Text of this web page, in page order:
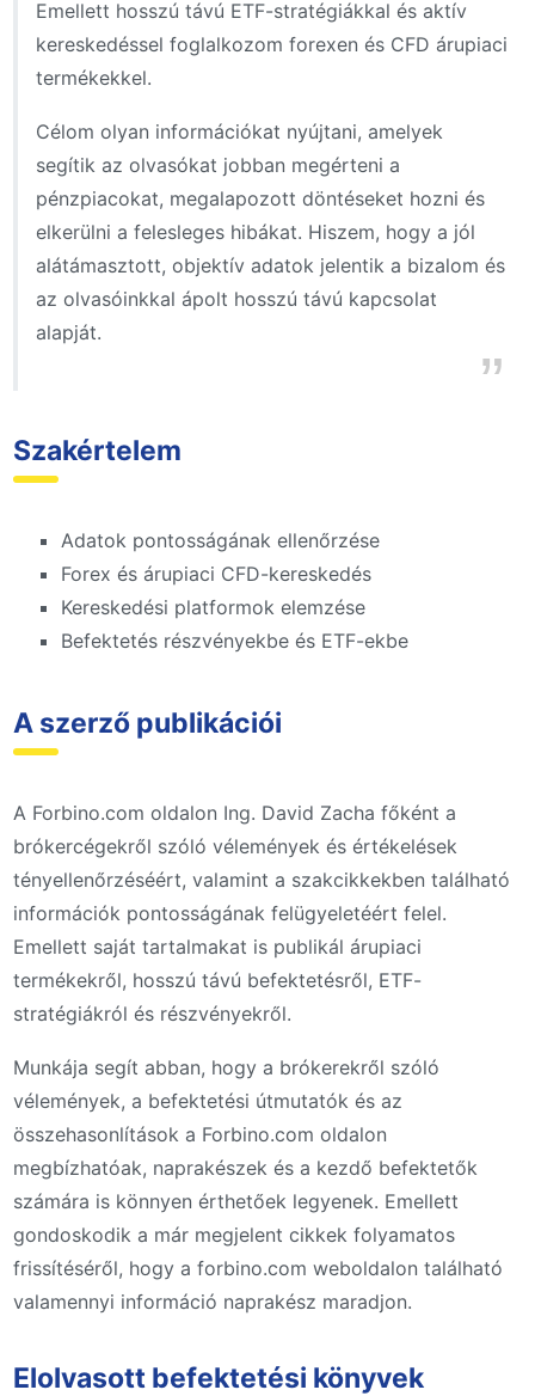
Emellett hosszú távú ETF-stratégiákkal és aktív
kereskedéssel foglalkozom forexen és CFD árupiaci
termékekkel.
Célom olyan információkat nyújtani, amelyek
segítik az olvasókat jobban megérteni a
pénzpiacokat, megalapozott döntéseket hozni és
elkerülni a felesleges hibákat. Hiszem, hogy a jól
alátámasztott, objektív adatok jelentik a bizalom és
az olvasóinkkal ápolt hosszú távú kapcsolat
alapját.
Szakértelem
Adatok pontosságának ellenőrzése
Forex és árupiaci CFD-kereskedés
Kereskedési platformok elemzése
Befektetés részvényekbe és ETF-ekbe
A szerző publikációi
A Forbino.com oldalon Ing. David Zacha főként a
brókercégekről szóló vélemények és értékelések
tényellenőrzéséért, valamint a szakcikkekben található
információk pontosságának felügyeletéért felel.
Emellett saját tartalmakat is publikál árupiaci
termékekről, hosszú távú befektetésről, ETF-
stratégiákról és részvényekről.
Munkája segít abban, hogy a brókerekről szóló
vélemények, a befektetési útmutatók és az
összehasonlítások a Forbino.com oldalon
megbízhatóak, naprakészek és a kezdő befektetők
számára is könnyen érthetőek legyenek. Emellett
gondoskodik a már megjelent cikkek folyamatos
frissítéséről, hogy a forbino.com weboldalon található
valamennyi információ naprakész maradjon.
Elolvasott befektetési könyvek